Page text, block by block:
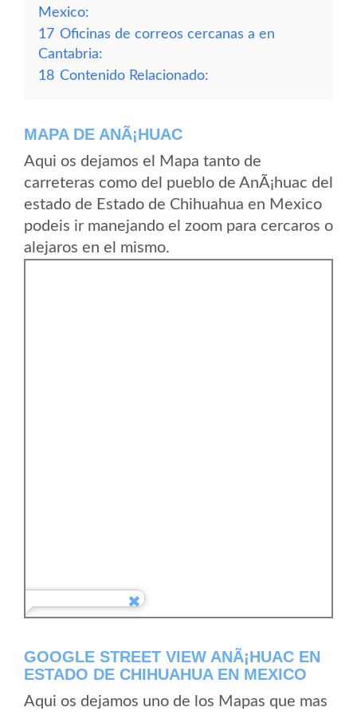
Mexico:
17 Oficinas de correos cercanas a en
Cantabria:
18 Contenido Relacionado:
MAPA DE ANÃ¡HUAC
Aqui os dejamos el Mapa tanto de
carreteras como del pueblo de AnÃ¡huac del
estado de Estado de Chihuahua en Mexico
podeis ir manejando el zoom para cercaros o
alejaros en el mismo.
GOOGLE STREET VIEW ANÃ¡HUAC EN
ESTADO DE CHIHUAHUA EN MEXICO
Aqui os dejamos uno de los Mapas que mas